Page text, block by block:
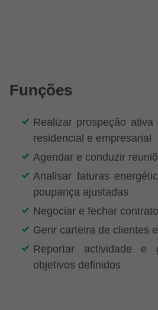
Funções
Realizar prospeção
residencial e empresarial
Agendar e conduzir
Analisar faturas
poupança ajustadas
Negociar e fechar
Gerir carteira de clientes
Reportar actividade e
objetivos definidos